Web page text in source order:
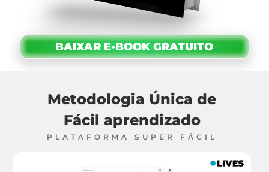
BAIXAR E-BOOK GRATUITO
Metodologia Única de
Fácil aprendizado
PLATAFORMA SUPER FÁCIL